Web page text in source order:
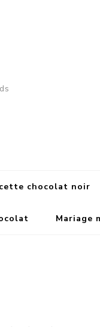
chocolat noir
Mariage